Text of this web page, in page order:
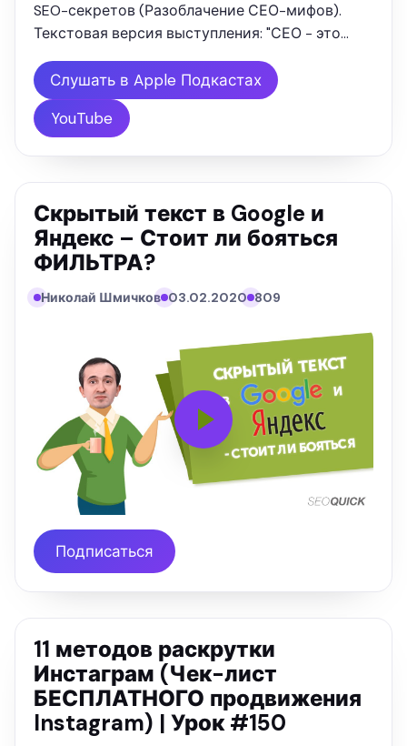
SEO-секретов (Разоблачение СЕО-мифов).
Текстовая версия выступления: "СЕО - это
земле с историей не более 20 лет, и за такой
короткий промежуток времени она уже …
Слушать в Apple Подкастах
YouTube
Скрытый текст в Google и
Яндекс – Стоит ли бояться
ФИЛЬТРА?
Николай Шмичков 03.02.2020 809
Подписаться
11 методов раскрутки
Инстаграм (Чек-лист
БЕСПЛАТНОГО продвижения
Instagram) | Урок #150